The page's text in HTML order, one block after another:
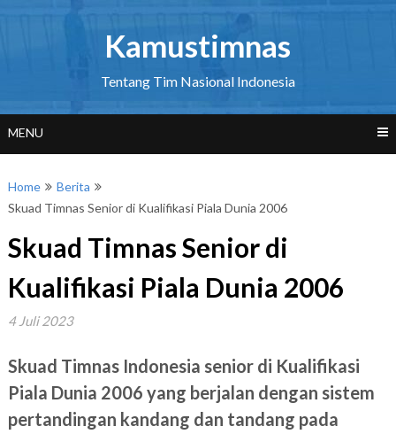
Kamustimnas
Tentang Tim Nasional Indonesia
MENU
Home
Berita
Skuad Timnas Senior di Kualifikasi Piala Dunia 2006
Skuad Timnas Senior di
Kualifikasi Piala Dunia 2006
4 Juli 2023
Skuad Timnas Indonesia senior di Kualifikasi
Piala Dunia 2006 yang berjalan dengan sistem
pertandingan kandang dan tandang pada